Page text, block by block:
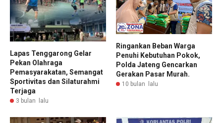
Lapas Tenggarong Gelar
Pekan Olahraga
Pemasyarakatan, Semangat
Sportivitas dan Silaturahmi
Terjaga
3 bulan lalu
Ringankan Beban Warga
Penuhi Kebutuhan Pokok,
Polda Jateng Gencarkan
Gerakan Pasar Murah.
10 bulan lalu